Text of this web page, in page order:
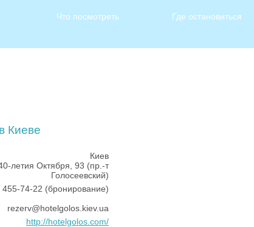
Что посмотреть Где остановиться
Киеве
Киев
летия Октября, 93 (пр.-т
Голосеевский)
74-22 (бронирование)
rezerv@hotelgolos.kiev.ua
http://hotelgolos.com/